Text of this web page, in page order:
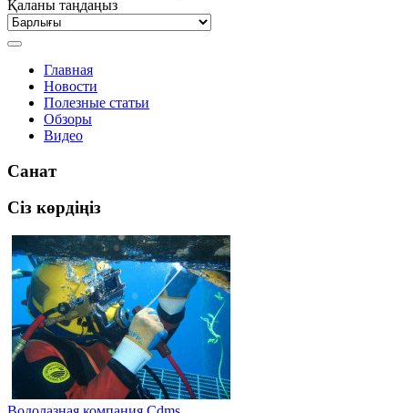
Қаланы таңдаңыз
Главная
Новости
Полезные статьи
Обзоры
Видео
Санат
Сіз көрдіңіз